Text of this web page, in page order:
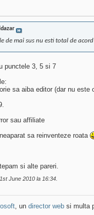
de mai sus nu esti total de
punctele 3, 5 si 7
sa aiba editor (dar nu
sau affiliate
sa reinventeze roata
si alte pareri.
June 2010 la 16:34
, un director web si multa